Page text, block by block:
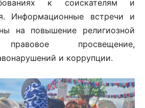
к соискателям и
Информационные встречи и
на повышение религиозной
правовое просвещение,
и коррупции.